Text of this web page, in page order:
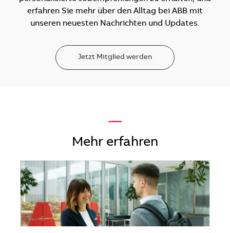
erfahren Sie mehr über den Alltag bei ABB mit
unseren neuesten Nachrichten und Updates.
Jetzt Mitglied werden
—
Mehr erfahren